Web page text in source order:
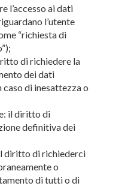
l’accesso ai dati
l’utente
“richiesta di
di richiedere la
dei dati
caso di inesattezza o
il diritto di
definitiva dei
diritto di richiederci
o
di tutti o di